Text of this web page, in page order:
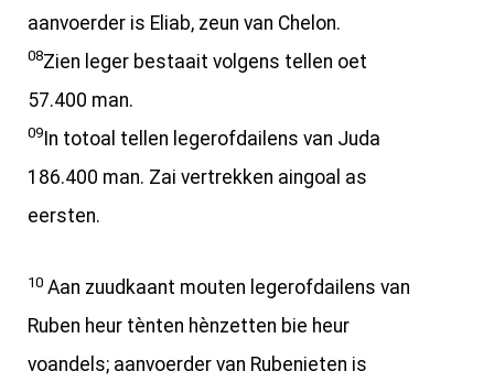
aanvoerder is Eliab, zeun van Chelon.
08Zien leger bestaait volgens tellen oet
57.400 man.
09In totoal tellen legerofdailens van Juda
186.400 man. Zai vertrekken aingoal as
eersten.
10 Aan zuudkaant mouten legerofdailens van
Ruben heur tènten hènzetten bie heur
voandels; aanvoerder van Rubenieten is